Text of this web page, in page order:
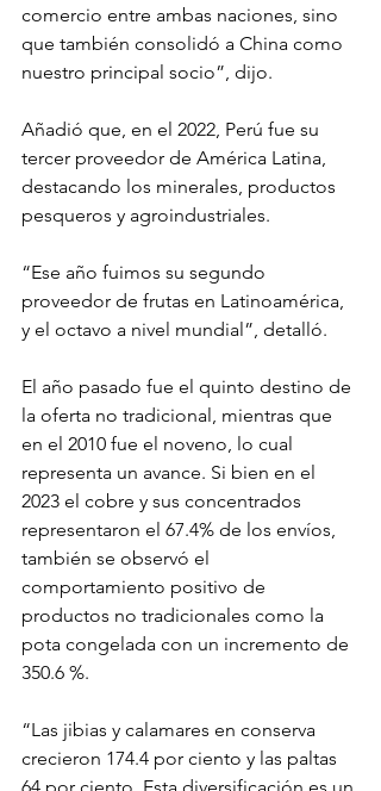
comercio entre ambas naciones, sino
que también consolidó a China como
nuestro principal socio”, dijo.
Añadió que, en el 2022, Perú fue su
tercer proveedor de América Latina,
destacando los minerales, productos
pesqueros y agroindustriales.
“Ese año fuimos su segundo
proveedor de frutas en Latinoamérica,
y el octavo a nivel mundial”, detalló.
El año pasado fue el quinto destino de
la oferta no tradicional, mientras que
en el 2010 fue el noveno, lo cual
representa un avance. Si bien en el
2023 el cobre y sus concentrados
representaron el 67.4% de los envíos,
también se observó el
comportamiento positivo de
productos no tradicionales como la
pota congelada con un incremento de
350.6 %.
“Las jibias y calamares en conserva
crecieron 174.4 por ciento y las paltas